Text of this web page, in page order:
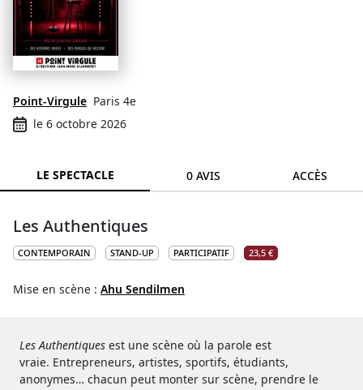
Point-Virgule Paris 4e
le 6 octobre 2026
LE SPECTACLE 0 AVIS ACCÈS
Les Authentiques
CONTEMPORAIN STAND-UP PARTICIPATIF 23,5 €
Mise en scène : Ahu Sendilmen
Les Authentiques est une scène où la parole est
vraie. Entrepreneurs, artistes, sportifs, étudiants,
anonymes… chacun peut monter sur scène, prendre le